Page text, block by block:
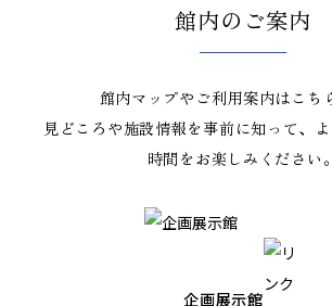
館内のご案内
館内マップやご利用案内はこち
見どころや施設情報を事前に知って、
時間をお楽しみください。
企画展示館